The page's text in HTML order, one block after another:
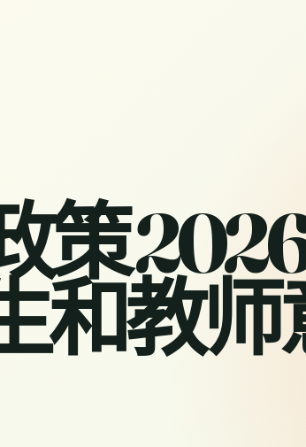
策
和教师